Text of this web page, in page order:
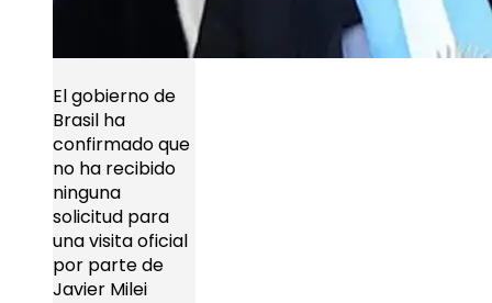
El gobierno de
Brasil ha
confirmado que
no ha recibido
ninguna
solicitud para
una visita oficial
por parte de
Javier Milei